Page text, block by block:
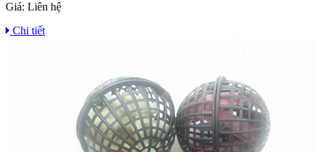
Giá: Liên hệ
Chi tiết